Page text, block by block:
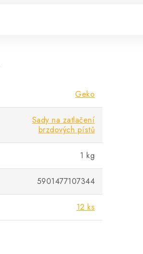
Geko
Sady na zatlačení
brzdových pístů
1 kg
5901477107344
12 ks